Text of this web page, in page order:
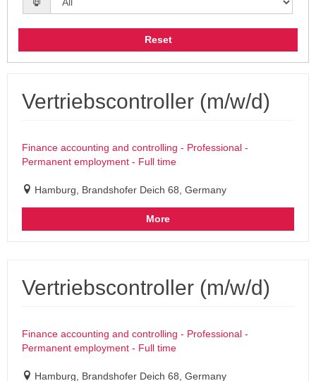
Reset
Vertriebscontroller (m/w/d)
Finance accounting and controlling - Professional -
Permanent employment - Full time
Hamburg, Brandshofer Deich 68, Germany
More
Vertriebscontroller (m/w/d)
Finance accounting and controlling - Professional -
Permanent employment - Full time
Hamburg, Brandshofer Deich 68, Germany